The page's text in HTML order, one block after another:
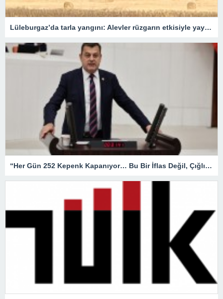
Lüleburgaz’da tarla yangını: Alevler rüzgarın etkisiyle yayıldı
“Her Gün 252 Kepenk Kapanıyor… Bu Bir İflas Değil, Çığlıktır!”